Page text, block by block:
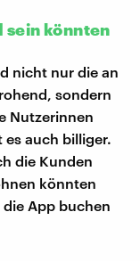
sein könnten
nicht nur die an
sondern
Nutzerinnen
auch billiger.
die Kunden
könnten
App buchen